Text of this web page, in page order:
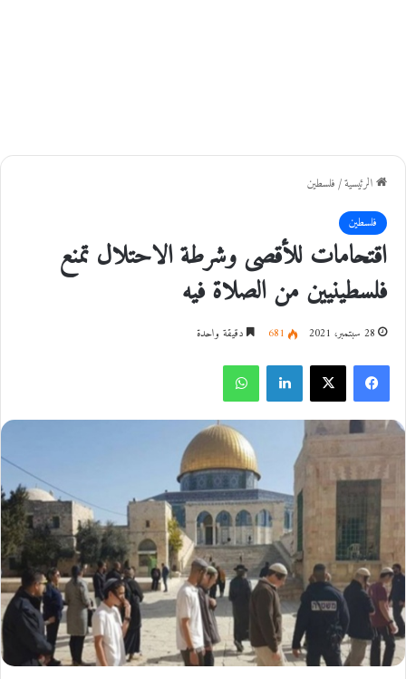
الرئيسية/فلسطين
فلسطين
اقتحامات للأقصى وشرطة الاحتلال تمنع
فلسطينيين من الصلاة فيه
28 سبتمبر، 2021 681 دقيقة واحدة
فيسبوك